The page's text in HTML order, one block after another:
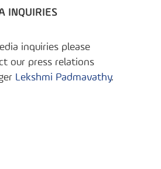
INQUIRIES
inquiries please
our press relations
Lekshmi Padmavathy.